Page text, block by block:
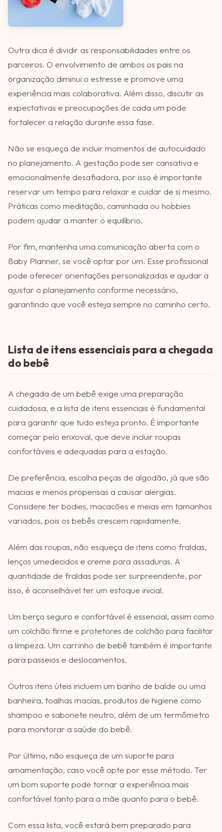
Outra dica é dividir as responsabilidades entre os
parceiros. O envolvimento de ambos os pais na
organização diminui o estresse e promove uma
experiência mais colaborativa. Além disso, discutir as
expectativas e preocupações de cada um pode
fortalecer a relação durante essa fase.
Não se esqueça de incluir momentos de autocuidado
no planejamento. A gestação pode ser cansativa e
emocionalmente desafiadora, por isso é importante
reservar um tempo para relaxar e cuidar de si mesmo.
Práticas como meditação, caminhada ou hobbies
podem ajudar a manter o equilíbrio.
Por fim, mantenha uma comunicação aberta com o
Baby Planner, se você optar por um. Esse profissional
pode oferecer orientações personalizadas e ajudar a
ajustar o planejamento conforme necessário,
garantindo que você esteja sempre no caminho certo.
Lista de itens essenciais para a chegada
do bebê
A chegada de um bebê exige uma preparação
cuidadosa, e a lista de itens essenciais é fundamental
para garantir que tudo esteja pronto. É importante
começar pelo enxoval, que deve incluir roupas
confortáveis e adequadas para a estação.
De preferência, escolha peças de algodão, já que são
macias e menos propensas a causar alergias.
Considere ter bodies, macacões e meias em tamanhos
variados, pois os bebês crescem rapidamente.
Além das roupas, não esqueça de itens como fraldas,
lenços umedecidos e creme para assaduras. A
quantidade de fraldas pode ser surpreendente, por
isso, é aconselhável ter um estoque inicial.
Um berço seguro e confortável é essencial, assim como
um colchão firme e protetores de colchão para facilitar
a limpeza. Um carrinho de bebê também é importante
para passeios e deslocamentos.
Outros itens úteis incluem um banho de balde ou uma
banheira, toalhas macias, produtos de higiene como
shampoo e sabonete neutro, além de um termômetro
para monitorar a saúde do bebê.
Por último, não esqueça de um suporte para
amamentação, caso você opte por esse método. Ter
um bom suporte pode tornar a experiência mais
confortável tanto para a mãe quanto para o bebê.
Com essa lista, você estará bem preparado para